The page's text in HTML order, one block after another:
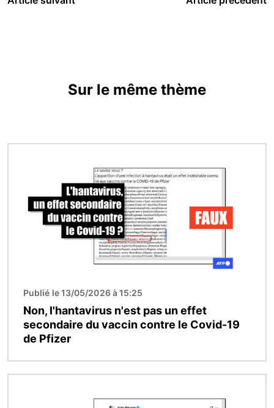
Sur le même thème
Publié le 13/05/2026 à 15:25
Non, l'hantavirus n'est pas un effet
secondaire du vaccin contre le Covid-19
de Pfizer